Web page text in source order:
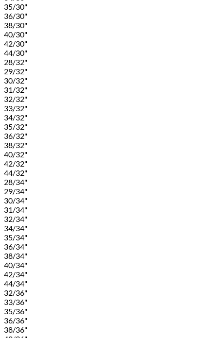
35/30"
36/30"
38/30"
40/30"
42/30"
44/30"
28/32"
29/32"
30/32"
31/32"
32/32"
33/32"
34/32"
35/32"
36/32"
38/32"
40/32"
42/32"
44/32"
28/34"
29/34"
30/34"
31/34"
32/34"
34/34"
35/34"
36/34"
38/34"
40/34"
42/34"
44/34"
32/36"
33/36"
35/36"
36/36"
38/36"